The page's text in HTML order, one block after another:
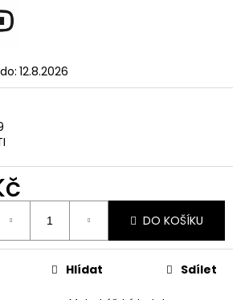
12.8.2026
DO KOŠÍKU
Hlídat Sdílet